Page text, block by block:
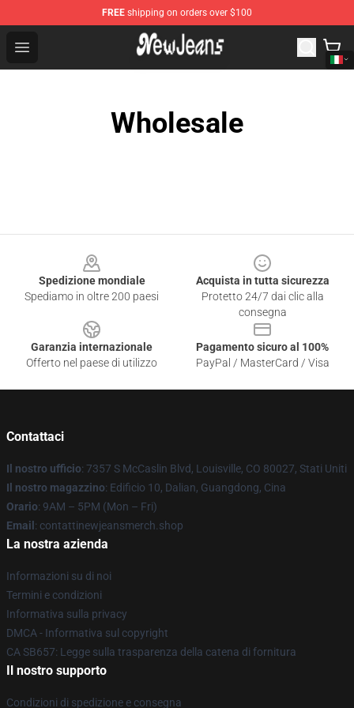
FREE shipping on orders over $100
Open menu
NewJeans Store - Official NewJeans Merchandise Shop
Wholesale
Spedizione mondiale
Spediamo in oltre 200 paesi
Acquista in tutta sicurezza
Protetto 24/7 dai clic alla
consegna
Garanzia internazionale
Offerto nel paese di utilizzo
Pagamento sicuro al 100%
PayPal / MasterCard / Visa
Contattaci
Il nostro ufficio: 7357 S McCaslin Blvd, Louisville, CO 80027, Stati Uniti
Il nostro magazzino: Edificio 10, Dalian, Guangdong, Cina
Orario: 9AM – 5PM (Mon – Fri)
Email : contattinewjeansmerch.shop
La nostra azienda
Informazioni su di noi
Termini e condizioni
Informativa sulla privacy
DMCA - Informativa sul copyright
CA SB657: Legge sulla trasparenza della catena di fornitura
Il nostro supporto
Condizioni di spedizione e consegna